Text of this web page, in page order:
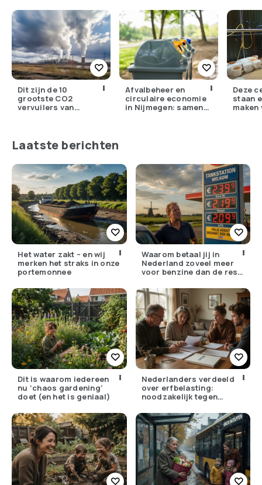
Dit zijn de 10
grootste CO2
vervuilers van
Afvalbeheer en
circulaire economie
in Nijmegen: samen
Deze
staan
maken
Laatste berichten
Het water zakt – en wij
merken het straks in onze
portemonnee
Waarom betaal jij in
Nederland zoveel meer
voor benzine dan de rest
Dit is waarom iedereen
nu ‘chaos gardening’
doet (en het is geniaal)
Nederlanders verdeeld
over erfbelasting:
noodzakelijk tegen